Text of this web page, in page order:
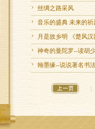
丝绸之路采风
音乐的盛典 未来的祈
月是故乡明 《楚风
神奇的曼陀罗--读胡
翰墨缘--说说著名书